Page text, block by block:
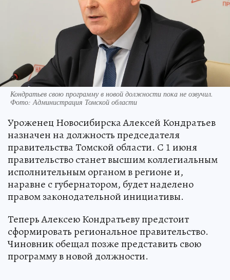
Кондратьев свою программу в новой должности пока не озвучил.
Фото: Администрация Томской области
Уроженец Новосибирска Алексей Кондратьев
назначен на должность председателя
правительства Томской области. С 1 июня
правительство станет высшим коллегиальным
исполнительным органом в регионе и,
наравне с губернатором, будет наделено
правом законодательной инициативы.
Теперь Алексею Кондратьеву предстоит
сформировать региональное правительство.
Чиновник обещал позже представить свою
программу в новой должности.